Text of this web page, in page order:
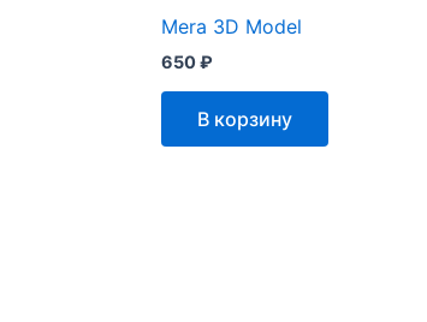
Mera 3D Model
650₽
В корзину